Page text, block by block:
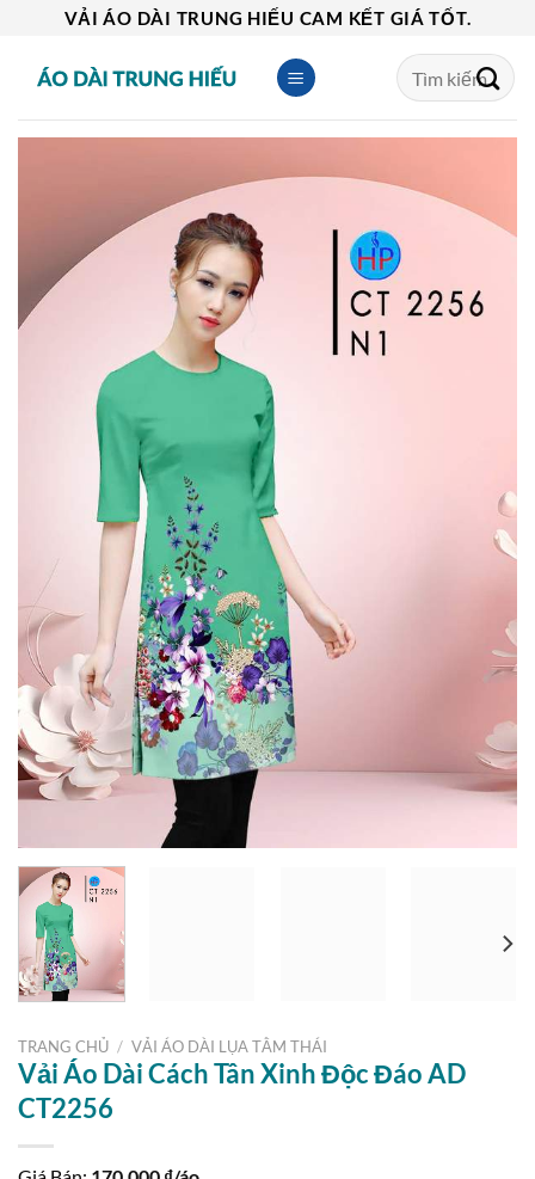
content
VẢI ÁO DÀI TRUNG HIẾU CAM KẾT GIÁ TỐT.
Tìm
kiếm:
TRANG CHỦ / VẢI ÁO DÀI LỤA TẰM THÁI
Vải Áo Dài Cách Tân Xinh Độc Đáo AD
CT2256